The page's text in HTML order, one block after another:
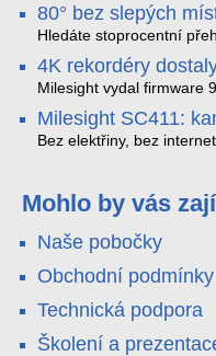
dopravních přestupků.
sofistikovanými algoritmy
tak, aby poskytoval
dopravních předpisů,
optimalizoval plynulost
80° bez slepých
streamuje na
Hledáte stoprocentní
panoramatická kamera
4MP senzorů SONY do
zkreslení. K tomu
YouTube – bez běžícího
4K rekordéry
které musíte vědět.
Milesight vydal firmware
které vám zjednoduší
spoustu zbytečných
Milesight SC411:
kabel nedosáhne
Bez elektřiny, bez
váš telefon. Podívejte se
Mohlo by vás
Naše pobočky
Obchodní
Technická podpora
Školení a